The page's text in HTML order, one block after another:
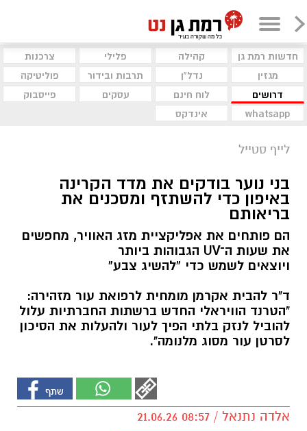
חדשות רמת גן קהילה פלילי
צרכנות
מגזין
נדל"ן תרבות ובידור
פוליטיקה
דרושים
לוח חינם עסקים
פייסבוק
whatsapp
אינדקס
לייף סטייל
בני נוער בודקים את מדד הקרינה
באיפון כדי להשתזף ומסכנים את
בריאותם
הם פותחים את אפליקציית מזג האוויר, מחפשים
את שעות ה־UV הגבוהות ביותר
ויוצאים לשמש כדי “להשיג צבע”
ד"ר להבית אקרמן מומחית לרפואת עור מזהירה:
"הטרנד הוויראלי החדש ברשתות החברתיות עלול
להוביל לנזק בלתי הפיך לעור ולהעלות את הסיכון
לסרטן עור מסוג מלנומה".
אלדה נתנאל / 08:57 21.06.26